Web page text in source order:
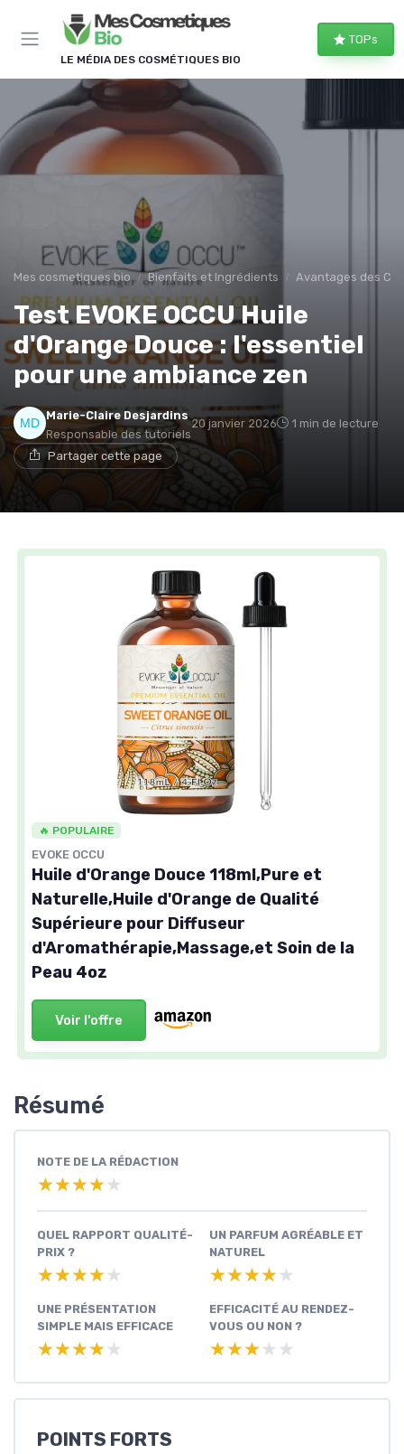
LE MÉDIA DES COSMÉTIQUES BIO
TOPs
Mes cosmetiques bio Bienfaits et Ingrédients Avantages des
Test EVOKE OCCU Huile
d'Orange Douce : l'essentiel
pour une ambiance zen
Marie-Claire Desjardins
Responsable des tutoriels
20 janvier 2026 1 min de lecture
Partager cette page
🔥 POPULAIRE
EVOKE OCCU
Huile d'Orange Douce 118ml,Pure et
Naturelle,Huile d'Orange de Qualité
Supérieure pour Diffuseur
d'Aromathérapie,Massage,et Soin de la
Peau 4oz
Voir l'offre
Résumé
NOTE DE LA RÉDACTION
★★★★★
★★★★★
QUEL RAPPORT QUALITÉ-
PRIX ?
★★★★★
★★★★★
UN PARFUM AGRÉABLE ET
NATUREL
★★★★★
★★★★★
UNE PRÉSENTATION
SIMPLE MAIS EFFICACE
★★★★★
★★★★★
EFFICACITÉ AU RENDEZ-
VOUS OU NON ?
★★★★★
★★★★★
POINTS FORTS
Panneau de gestion des cookies